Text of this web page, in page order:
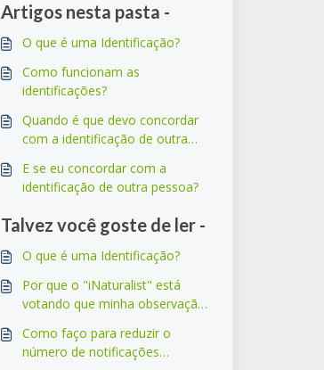
Artigos nesta pasta -
O que é uma Identificação?
Como funcionam as
identificações?
Quando é que devo concordar
com a identificação de outra
E se eu concordar com a
identificação de outra pessoa?
Talvez você goste de ler -
O que é uma Identificação?
Por que o "iNaturalist" está
votando que minha observação
Como faço para reduzir o
número de notificações